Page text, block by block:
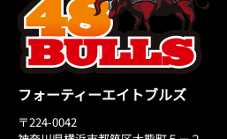
フォーティーエイトブルズ
〒224-0042